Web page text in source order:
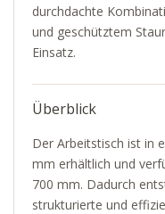
durchdachte
und geschütztem
Einsatz.
Überblick
Der Arbeitstisch ist in
mm erhältlich und
700 mm. Dadurch
strukturierte und